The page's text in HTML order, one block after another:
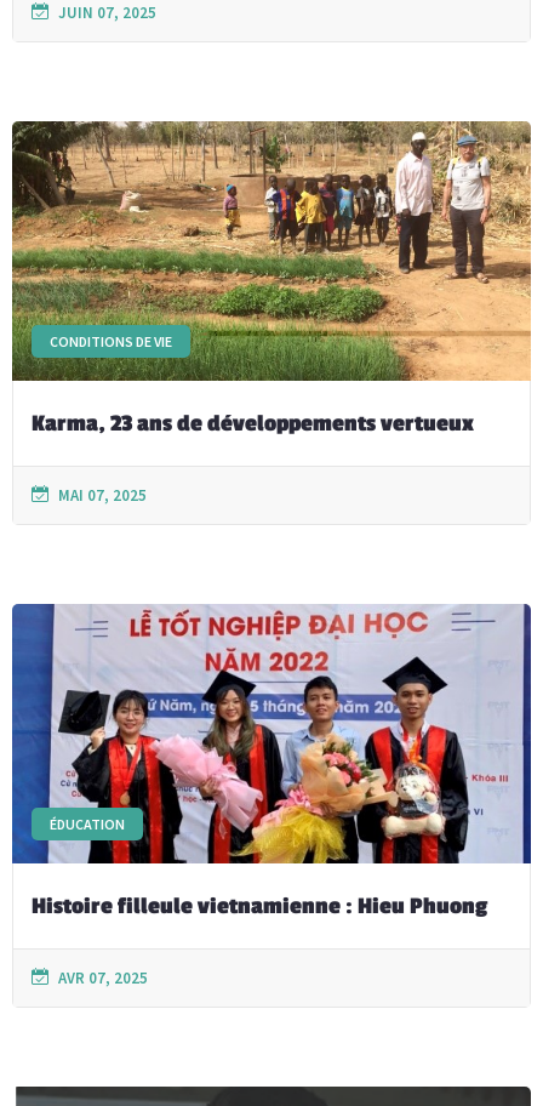
JUIN 07, 2025
CONDITIONS DE VIE
Karma, 23 ans de développements vertueux
MAI 07, 2025
ÉDUCATION
Histoire filleule vietnamienne : Hieu Phuong
AVR 07, 2025